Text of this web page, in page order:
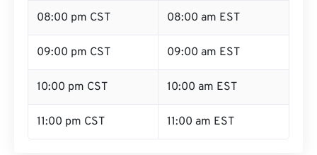
08:00 pm CST 08:00 am EST
09:00 pm CST 09:00 am EST
10:00 pm CST 10:00 am EST
11:00 pm CST 11:00 am EST